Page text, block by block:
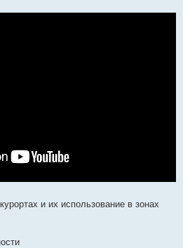
и их использование в зонах